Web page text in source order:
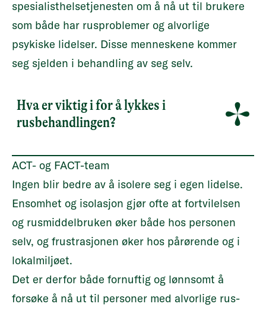
spesialisthelsetjenesten om å nå ut til brukere
som både har rusproblemer og alvorlige
psykiske lidelser. Disse menneskene kommer
seg sjelden i behandling av seg selv.
Hva er viktig i for å lykkes i
rusbehandlingen?
ACT- og FACT-team
Ingen blir bedre av å isolere seg i egen lidelse.
Ensomhet og isolasjon gjør ofte at fortvilelsen
og rusmiddelbruken øker både hos personen
selv, og frustrasjonen øker hos pårørende og i
lokalmiljøet.
Det er derfor både fornuftig og lønnsomt å
forsøke å nå ut til personer med alvorlige rus-